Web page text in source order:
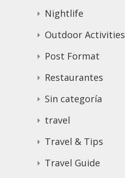
Nightlife
Outdoor Activities
Post Format
Restaurantes
Sin categoría
travel
Travel & Tips
Travel Guide